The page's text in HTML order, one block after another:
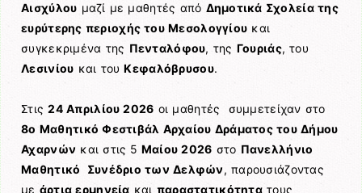
Αισχύλου μαζί με μαθητές από Δημοτικά Σχολεία της
ευρύτερης περιοχής του Μεσολογγίου και
συγκεκριμένα της Πενταλόφου, της Γουριάς, του
Λεσινίου και τουΚεφαλόβρυσου.
Στις24 Απριλίου 2026 οι μαθητές συμμετείχαν στο
8ο Μαθητικό Φεστιβάλ Αρχαίου Δράματος του Δήμου
Αχαρνών και στις 5 Μαίου 2026 στο Πανελλήνιο
Μαθητικό Συνέδριο των Δελφών, παρουσιάζοντας
με άρτια ερμηνεία και παραστατικότητατους